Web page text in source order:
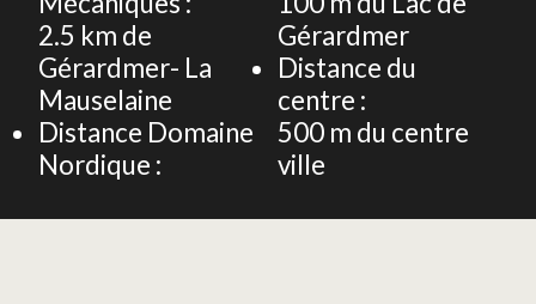
2.5 km de
Gérardmer- La
Mauselaine
Distance Domaine
Nordique :
Gérardmer
Distance du
centre :
500 m du centre
ville